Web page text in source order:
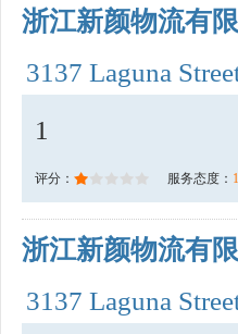
浙江新颜物流有
3137 Laguna
1
评分： 服务态度： 1
浙江新颜物流有
3137 Laguna